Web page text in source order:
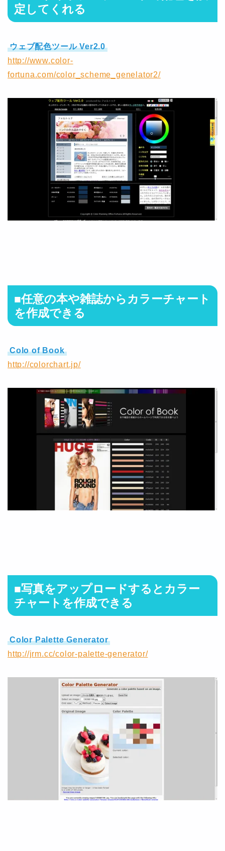
定してくれる
ウェブ配色ツール Ver2.0
http://www.color-
fortuna.com/color_scheme_genelator2/
■任意の本や雑誌からカラーチャート
を作成できる
Colo of Book
http://colorchart.jp/
■写真をアップロードするとカラー
チャートを作成できる
Color Palette Generator
http://jrm.cc/color-palette-generator/